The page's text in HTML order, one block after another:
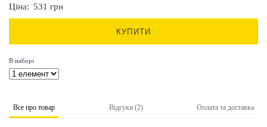
Ціна: 531 грн
КУПИТИ
В наборі
Все про товар Відгуки (2) Оплата та доставка